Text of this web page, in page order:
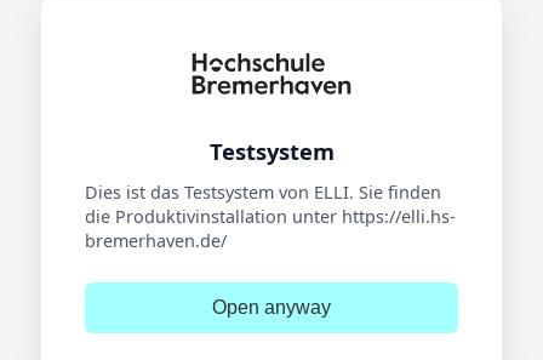
Testsystem
Dies ist das Testsystem von ELLI. Sie finden
die Produktivinstallation unter https://elli.hs-
bremerhaven.de/
Open anyway